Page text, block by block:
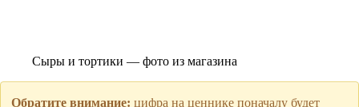
Сыры и тортики — фото из магазина
Обратите внимание: цифра на ценнике поначалу будет